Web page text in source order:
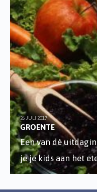
26 JULI 2017
GROENTE
Een van dé
je je kids aan het